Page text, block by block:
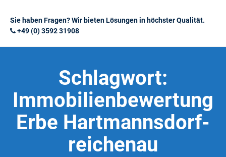
Sie haben Fragen? Wir bieten Lösungen in höchster Qualität.
+49 (0) 3592 31908
Schlagwort:
Immobilienbewertung
Erbe Hartmannsdorf-
reichenau